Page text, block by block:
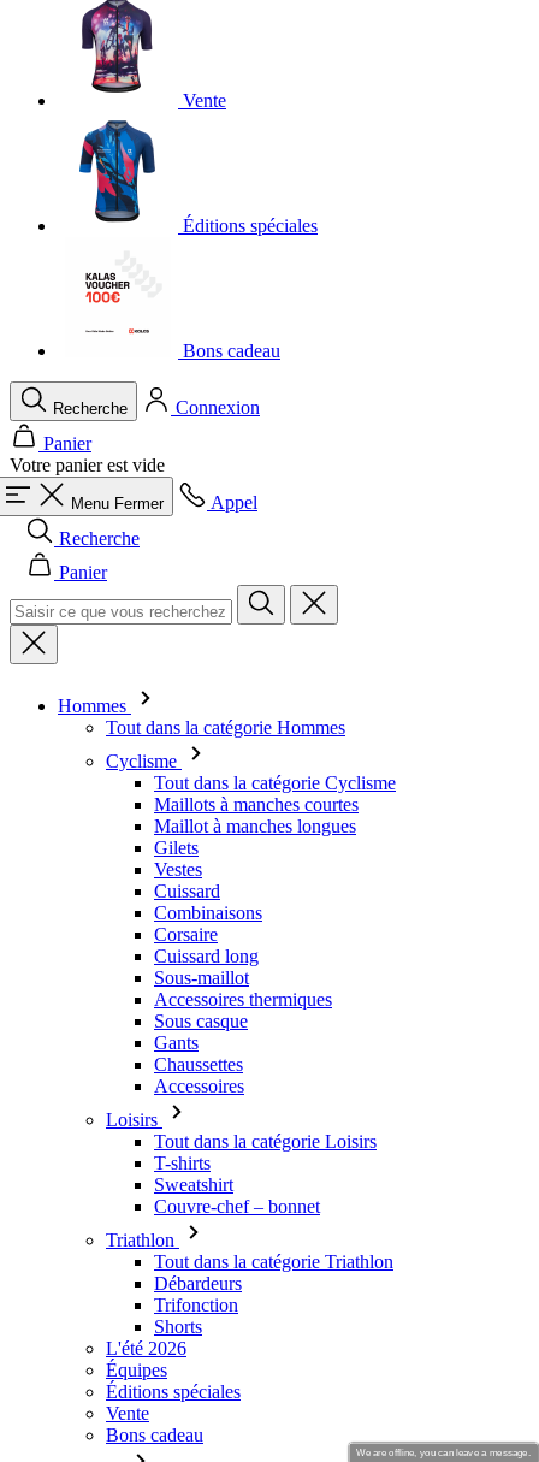
Vente
Éditions spéciales
Bons cadeau
Recherche
Connexion
Panier
Votre panier est vide
Menu Fermer
Appel
Recherche
Panier
Hommes
Tout dans la catégorie Hommes
Cyclisme
Tout dans la catégorie Cyclisme
Maillots à manches courtes
Maillot à manches longues
Gilets
Vestes
Cuissard
Combinaisons
Corsaire
Cuissard long
Sous-maillot
Accessoires thermiques
Sous casque
Gants
Chaussettes
Accessoires
Loisirs
Tout dans la catégorie Loisirs
T-shirts
Sweatshirt
Couvre-chef – bonnet
Triathlon
Tout dans la catégorie Triathlon
Débardeurs
Trifonction
Shorts
L'été 2026
Équipes
Éditions spéciales
Vente
Bons cadeau
We are offline, you can leave a message.